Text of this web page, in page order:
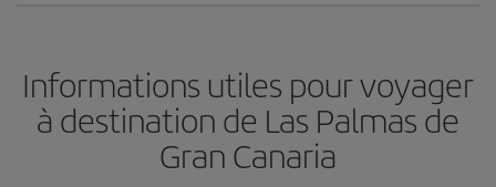
Informations utiles pour voyager
à destination de Las Palmas de
Gran Canaria